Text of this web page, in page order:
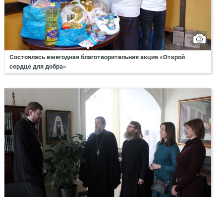
Состоялась ежегодная благотворительная акция «Открой
сердце для добра»